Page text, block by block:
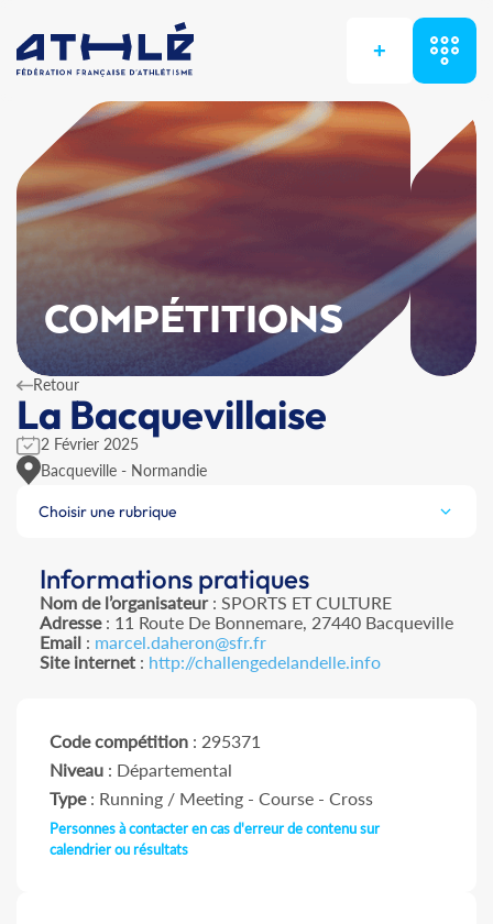
+
COMPÉTITIONS
Retour
La Bacquevillaise
2 Février 2025
Bacqueville - Normandie
Choisir une rubrique
Informations pratiques
Nom de l’organisateur: SPORTS ET CULTURE
Adresse: 11 Route De Bonnemare, 27440 Bacqueville
Email : marcel.daheron@sfr.fr
Site internet : http://challengedelandelle.info
Code compétition : 295371
Niveau : Départemental
Type: Running / Meeting - Course - Cross
Personnes à contacter en cas d'erreur de contenu sur
calendrier ou résultats